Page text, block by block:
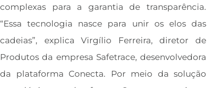
complexas para a garantia de transparência.
“Essa tecnologia nasce para unir os elos das
cadeias”, explica Virgílio Ferreira, diretor de
Produtos da empresa Safetrace, desenvolvedora
da plataforma Conecta. Por meio da solução